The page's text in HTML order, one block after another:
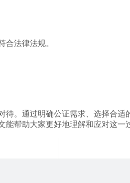
法律法规。
。通过明确公证需求、选择合
帮助大家更好地理解和应对这一